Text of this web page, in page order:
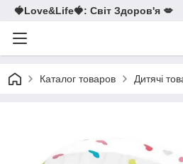
🍓Love&Life🍓: Світ Здоров'я 💋
Каталог товаров Дитячі